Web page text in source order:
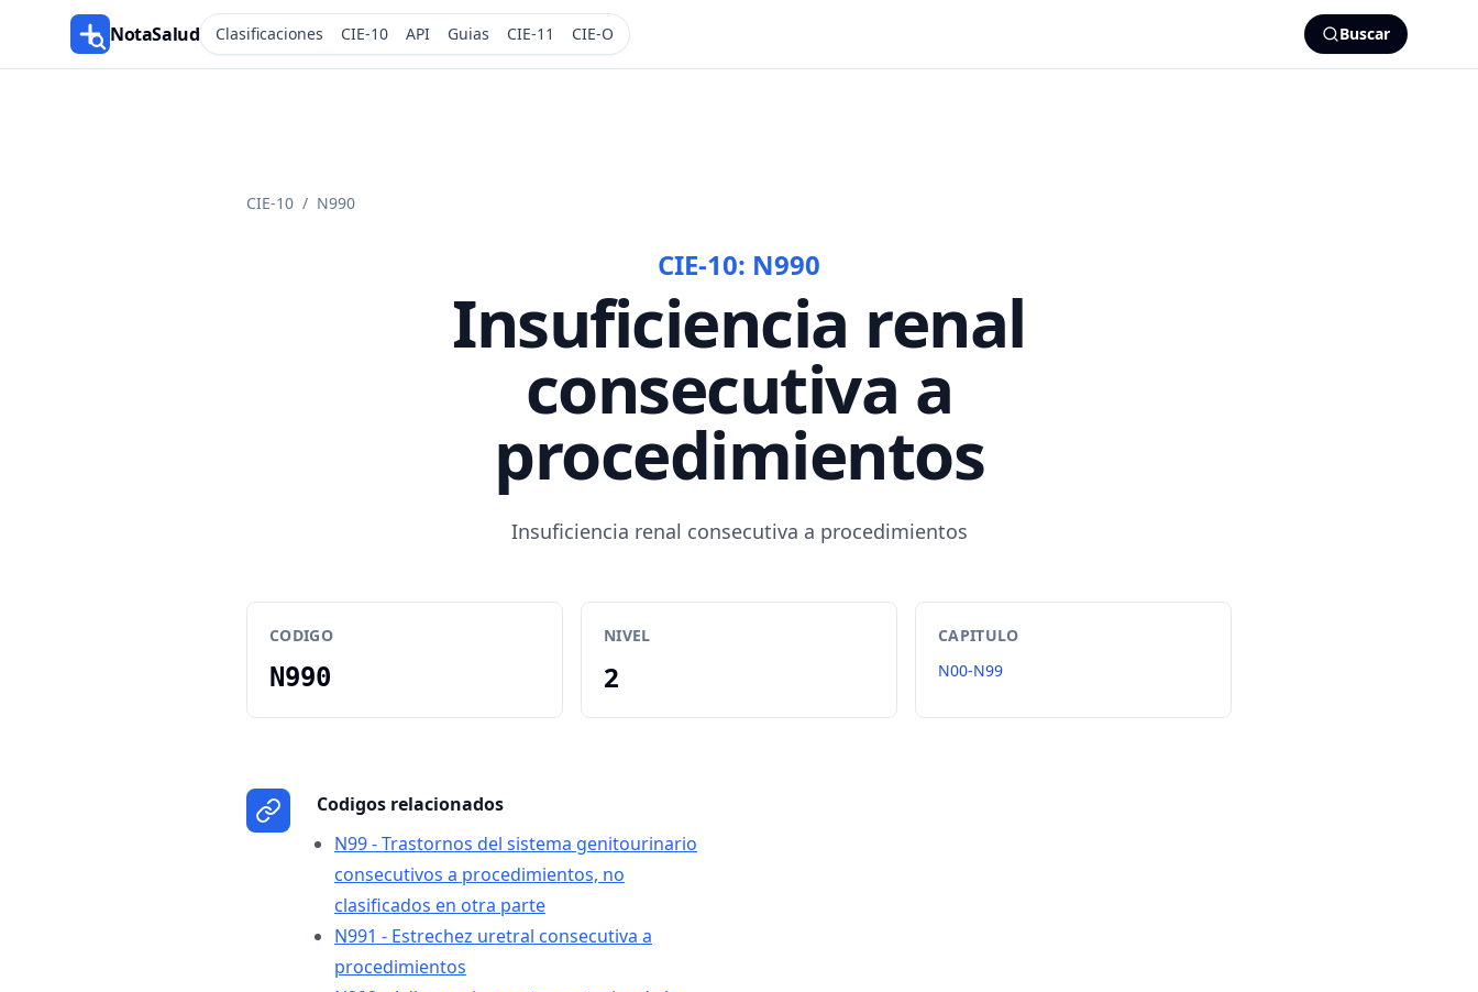
NotaSalud Clasificaciones CIE-10 API Guias CIE-11 CIE-O Buscar
CIE-10 / N990
CIE-10: N990
Insuficiencia renal
consecutiva a
procedimientos
Insuficiencia renal consecutiva a procedimientos
CODIGO
N990
NIVEL
2
CAPITULO
N00-N99
Codigos relacionados
N99 - Trastornos del sistema genitourinario
consecutivos a procedimientos, no
clasificados en otra parte
N991 - Estrechez uretral consecutiva a
procedimientos